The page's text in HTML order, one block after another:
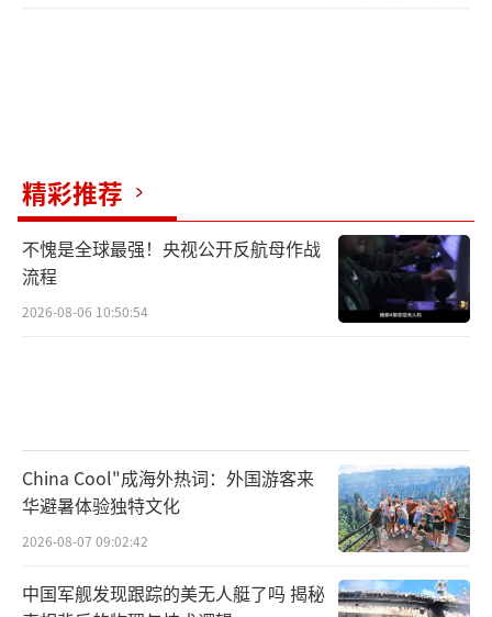
精彩推荐
不愧是全球最强！央视公开反航母作战
流程
2026-08-06 10:50:54
China Cool"成海外热词：外国游客来
华避暑体验独特文化
2026-08-07 09:02:42
中国军舰发现跟踪的美无人艇了吗 揭秘